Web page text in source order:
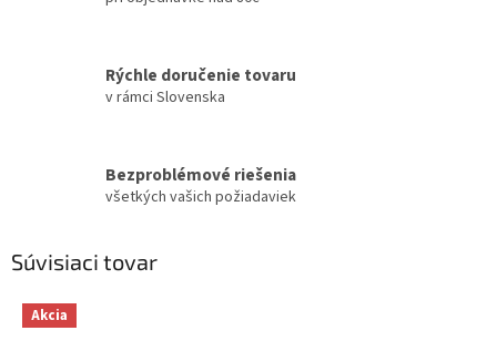
Rýchle doručenie tovaru
v rámci Slovenska
Bezproblémové riešenia
všetkých vašich požiadaviek
Súvisiaci tovar
Akcia